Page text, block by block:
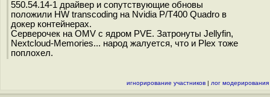
550.54.14-1 драйвер и сопутствующие обновы
положили HW transcoding на Nvidia P/T400 Quadro в
докер контейнерах.
Серверочек на OMV с ядром PVE. Затронуты Jellyfin,
Nextcloud-Memories... народ жалуется, что и Plex тоже
поплохел.
игнорирование участников | лог модерирования